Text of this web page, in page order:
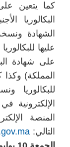
كما يتعين
البكالوريا
الشهادة
عليها
على شهادة
المملكة)
للبكالوريا
المنصة
التالي: